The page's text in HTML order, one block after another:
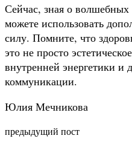
Сейчас, зная о
можете использовать
силу. Помните, что
это не просто
внутренней энергетики и
коммуникации.
Юлия Мечникова
предыдущий пост